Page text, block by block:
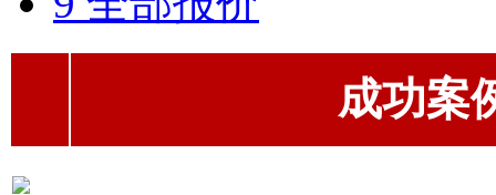
成功案例（